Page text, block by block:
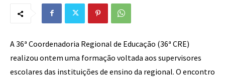
A 36ª Coordenadoria Regional de Educação (36ª CRE)
realizou ontem uma formação voltada aos supervisores
escolares das instituições de ensino da regional. O encontro